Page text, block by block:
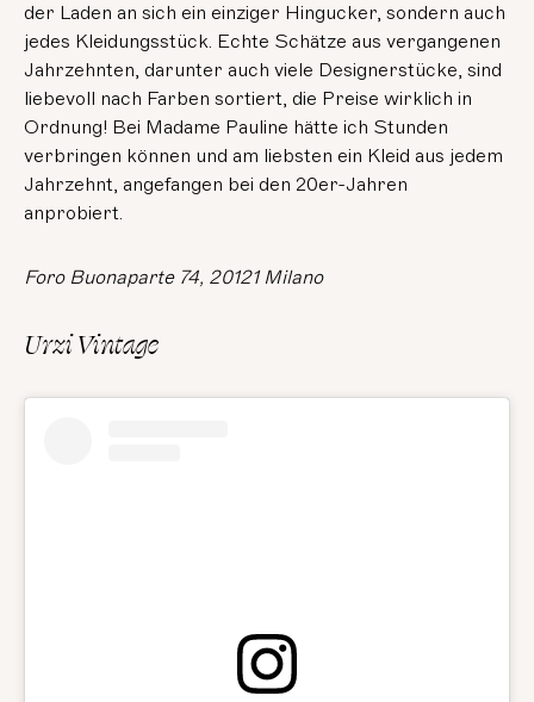
der Laden an sich ein einziger Hingucker, sondern auch
jedes Kleidungsstück. Echte Schätze aus vergangenen
Jahrzehnten, darunter auch viele Designerstücke, sind
liebevoll nach Farben sortiert, die Preise wirklich in
Ordnung! Bei Madame Pauline hätte ich Stunden
verbringen können und am liebsten ein Kleid aus jedem
Jahrzehnt, angefangen bei den 20er-Jahren
anprobiert.
Foro Buonaparte 74, 20121 Milano
Urzi Vintage